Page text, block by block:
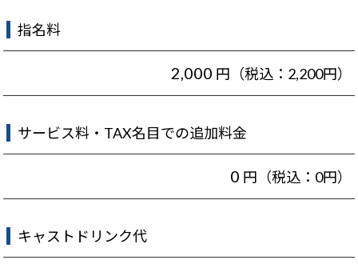
指名料
2,000 円（税込：2,200円）
サービス料・TAX名目での追加料金
0 円（税込：0円）
キャストドリンク代